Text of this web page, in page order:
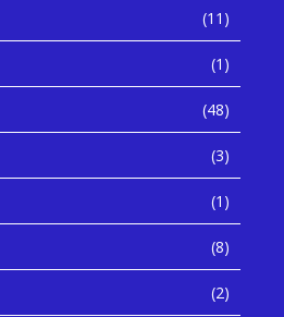
(11)
(1)
(48)
(3)
(1)
(8)
(2)